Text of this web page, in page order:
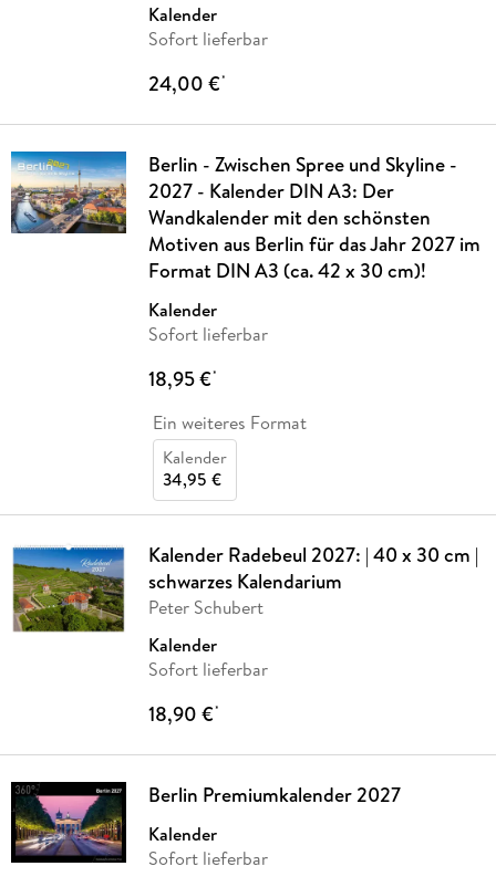
Kalender
Sofort lieferbar
24,00 €*
Berlin - Zwischen Spree und Skyline -
2027 - Kalender DIN A3: Der
Wandkalender mit den schönsten
Motiven aus Berlin für das Jahr 2027 im
Format DIN A3 (ca. 42 x 30 cm)!
Kalender
Sofort lieferbar
18,95 €*
Ein weiteres Format
Kalender
34,95 €
Kalender Radebeul 2027: | 40 x 30 cm |
schwarzes Kalendarium
Peter Schubert
Kalender
Sofort lieferbar
18,90 €*
Berlin Premiumkalender 2027
Kalender
Sofort lieferbar